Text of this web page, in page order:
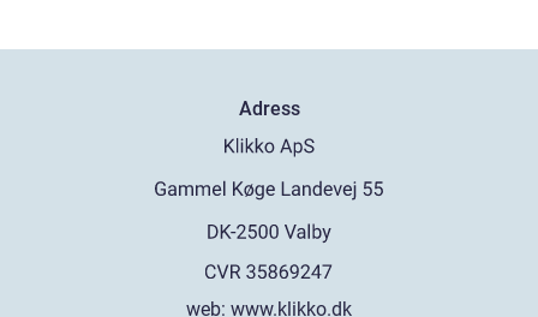
Adress
web: www.klikko.dk